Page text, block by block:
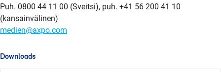
Puh. 0800 44 11 00 (Sveitsi), puh. +41 56 200 41 10
(kansainvälinen)
medien@axpo.com
Downloads